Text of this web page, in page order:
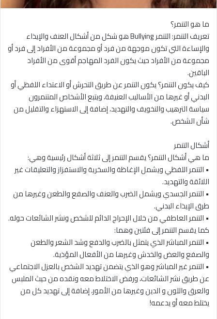
ما هو التنمر؟
تعريف التنمر: التنمر Bullying هو شكل من أشكال العنف والإيذاء
والإساءة التي تكون موجهة من فرد أو مجموعة من الأفراد إلى فرد أو
مجموعة من الأفراد حيث يكون الفرد المهاجم أقوى من الأفراد
الباقين.
كيف يكون التنمر؟ يكون التنمر عن طريق التحرش أو الاعتداء اللفظي أو
البدني أو غيرها من الأساليب العنيفة، ويتبع الأشخاص المتنمرون
سياسة الترهيب والتخويف والتهديد، إضافة إلى الاستهزاء والتقليل من
شأن الشخص.
أشكال التنمر
ما هي أشكال التنمر؟ يقسم التنمر إلى ثلاثة أشكال رئيسية وهي:
• التنمر اللفظي ويشمل الإغاظة والسخرية والاستفزاز والتعليقات غير
اللائقة والتهديد.
• التنمر الجسدي ويشمل الضرب والعنف والصفع والطعن وغيرها من
طرق الإيذاء البدني.
• التنمر العاطفي من خلال الإحراج الدائم للشخص ونشر الشائعات حوله.
كما يقسم التنمر إلى فئتين وهما:
• التنمر المباشر الذي يتمثل بالضرب والدفع وشد الشعر والطعن
والصفع والعض والخدش وغيرها من الأفعال المؤذية.
• التنمر غير المباشر وهو الذي يتضمن تهديد الشخص بالعزل الاجتماعي
عن طريق نشر الشائعات، ورفض الاختلاط معه ونقده من حيث الملبس
والعرق واللون و الدين وغيرها من الأمور، إضافة إلى تهديد كل من
يختلط معه أو يدعمه!